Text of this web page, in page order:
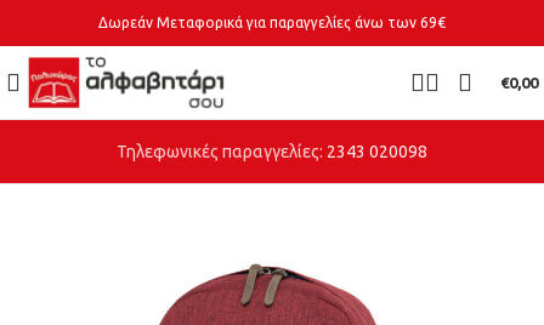
Δωρεάν Μεταφορικά για παραγγελίες άνω των 69€
€0,00
Τηλεφωνικές παραγγελίες: 2343 020098